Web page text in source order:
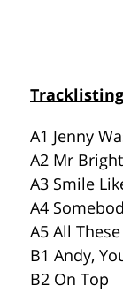
A1 Jenny
A2 Mr
A3 Smile
A4
A5 All
B1 Andy,
B2 On Top